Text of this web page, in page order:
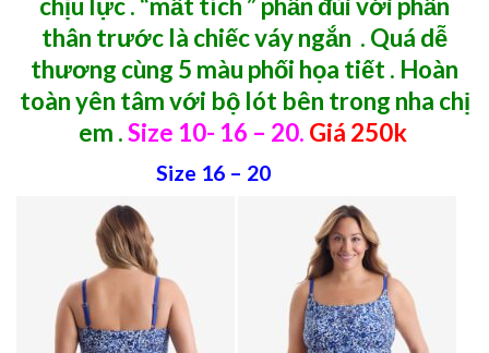
thân trước là chiếc váy ngắn . Quá dễ
thương cùng 5 màu phối họa tiết . Hoàn
toàn yên tâm với bộ lót bên trong nha chị
em .Size 10- 16 – 20. Giá 250k
Size 16 – 20